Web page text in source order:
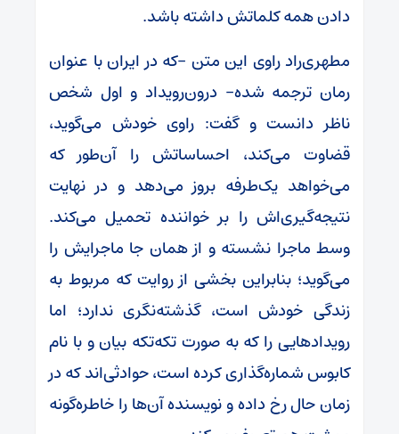
دادن همه کلماتش داشته باشد.
مطهری‌راد راوی این متن -که در ایران با عنوان
رمان ترجمه شده- درون‌رویداد و اول شخص
ناظر دانست و گفت: راوی خودش می‌گوید،
قضاوت می‌کند، احساساتش را آن‌طور که
می‌خواهد یک‌طرفه بروز می‌دهد و در نهایت
نتیجه‌گیری‌اش را بر خواننده تحمیل می‌کند.
وسط ماجرا نشسته و از همان جا ماجرایش را
می‌گوید؛ بنابراین بخشی از روایت که مربوط به
زندگی خودش است، گذشته‌نگری ندارد؛ اما
رویدادهایی را که به صورت تکه‌تکه بیان و با نام
کابوس شماره‌گذاری کرده است، حوادثی‌اند که در
زمان حال رخ داده و نویسنده آن‌ها را خاطره‌گونه